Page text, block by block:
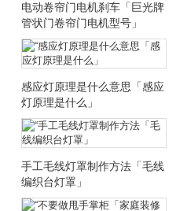
电动卷帘门电机刹车「巨光牌
管状门卷帘门电机型号」
感应灯原理是什么意思「感应
灯原理是什么」
手工毛线灯罩制作方法「毛线
编织台灯罩」